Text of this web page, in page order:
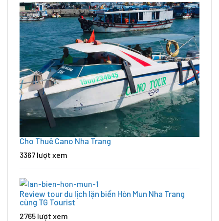
Cho Thuê Cano Nha Trang
3367 lượt xem
Review tour du lịch lặn biển Hòn Mun Nha Trang
cùng TG Tourist
2765 lượt xem